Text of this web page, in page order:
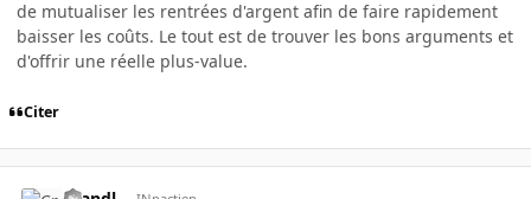
de mutualiser les rentrées d'argent afin de faire rapidement
baisser les coûts. Le tout est de trouver les bons arguments et
d'offrir une réelle plus-value.
Citer